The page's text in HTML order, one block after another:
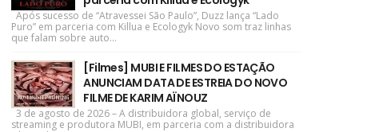
Após sucesso de “Atravessei São Paulo”, Duzz lança “Lado
Puro” em parceria com Killua e Ecologyk Novo som traz linhas
que falam sobre auto...
[Filmes] MUBI E FILMES DO ESTAÇÃO
ANUNCIAM DATA DE ESTREIA DO NOVO
FILME DE KARIM AÏNOUZ
3 de agosto de 2026 – A distribuidora global, serviço de
streaming e produtora MUBI, em parceria com a distribuidora